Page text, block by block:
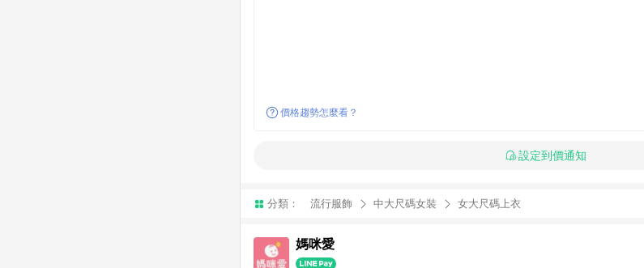
價格趨勢怎麼看？
設定到價通知
分類： 流行服飾 中大尺碼女裝 女大尺碼上衣
媽咪愛